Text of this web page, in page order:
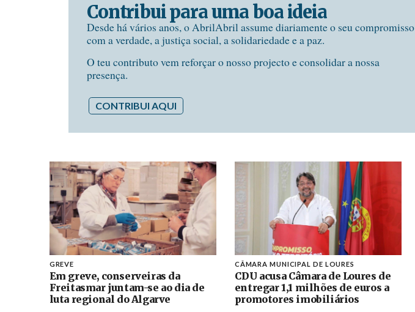
Contribui para uma boa ideia
Desde há vários anos, o AbrilAbril assume diariamente o seu compromisso
com a verdade, a justiça social, a solidariedade e a paz.
O teu contributo vem reforçar o nosso projecto e consolidar a nossa
presença.
CONTRIBUI AQUI
GREVE
Em greve, conserveiras da
Freitasmar juntam-se ao dia de
luta regional do Algarve
CÂMARA MUNICIPAL DE LOURES
CDU acusa Câmara de Loures de
entregar 1,1 milhões de euros a
promotores imobiliários